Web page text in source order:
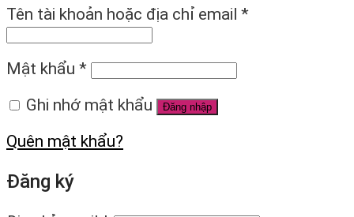
Tên tài khoản hoặc địa chỉ email *
Mật khẩu *
Ghi nhớ mật khẩu
Đăng nhập
Quên mật khẩu?
Đăng ký